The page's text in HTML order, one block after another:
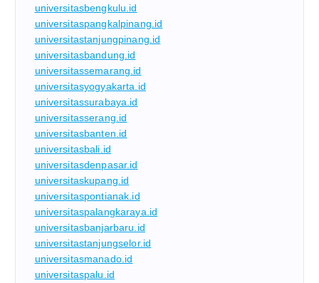
universitasbengkulu.id
universitaspangkalpinang.id
universitastanjungpinang.id
universitasbandung.id
universitassemarang.id
universitasyogyakarta.id
universitassurabaya.id
universitasserang.id
universitasbanten.id
universitasbali.id
universitasdenpasar.id
universitaskupang.id
universitaspontianak.id
universitaspalangkaraya.id
universitasbanjarbaru.id
universitastanjungselor.id
universitasmanado.id
universitaspalu.id